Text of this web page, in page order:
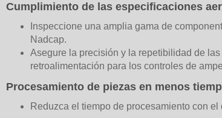
Cumplimiento de las especificaciones
Inspeccione una amplia gama de
Nadcap.
Asegure la precisión y la repetibilidad de
retroalimentación para los controles de
Procesamiento de piezas en menos
Reduzca el tiempo de procesamiento con